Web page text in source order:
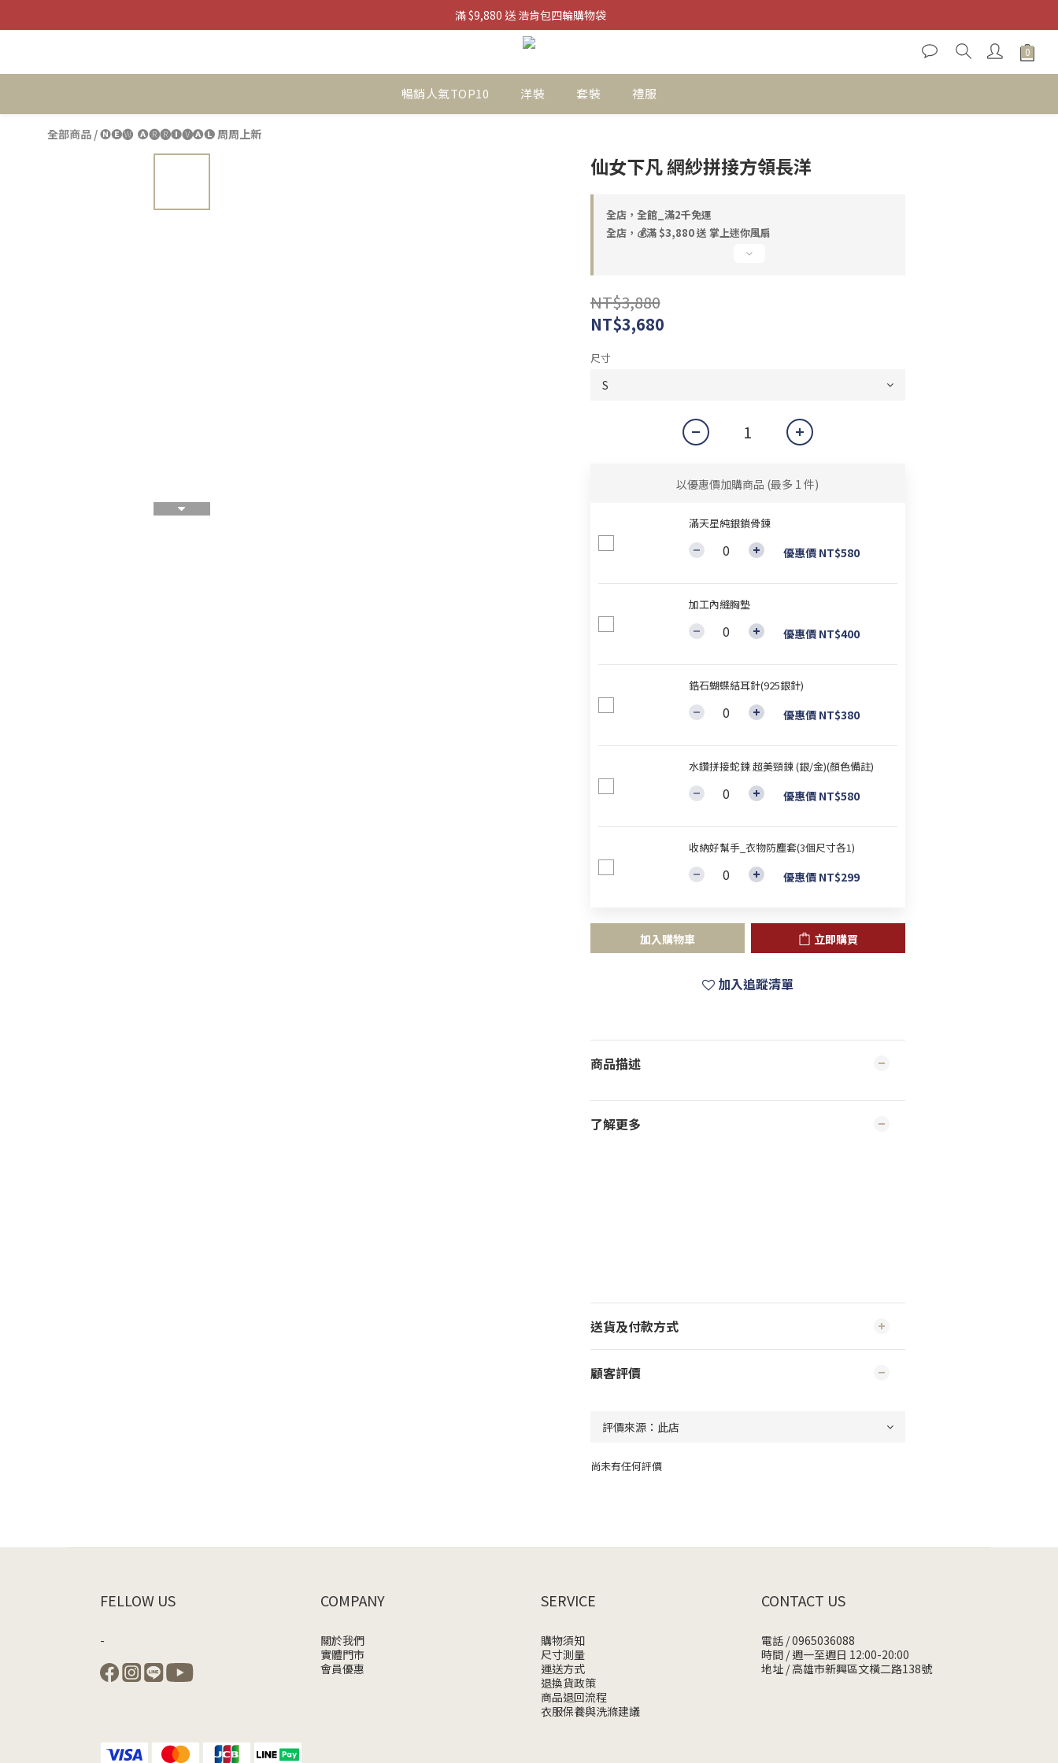
滿 $3880 送 掌上迷你風扇
滿 $9,880 送 浩肯包四輪購物袋
滿 $3880 送 掌上迷你風扇
暢銷人氣TOP10 洋裝 套裝 禮服
全部商品 /🅝🅔🅦 ​ 🅐🅡🅡🅘🅥🅐🅛 周周上新
仙女下凡 網紗拼接方領長洋
全店，全館_滿2千免運
全店，💰滿 $3,880 送 掌上迷你風扇
NT$3,880
NT$3,680
尺寸
以優惠價加購商品 (最多 1 件)
滿天星純銀鎖骨鍊
優惠價 NT$580
加工內縫胸墊
優惠價 NT$400
鋯石蝴蝶結耳針(925銀針)
優惠價 NT$380
水鑽拼接蛇鍊 超美頸鍊 (銀/金)(顏色備註)
優惠價 NT$580
收納好幫手_衣物防塵套(3個尺寸各1)
優惠價 NT$299
加入購物車 立即購買
加入追蹤清單
商品描述
了解更多
送貨及付款方式
顧客評價
尚未有任何評價
FELLOW US
-
COMPANY
關於我們
實體門市
會員優惠
SERVICE
購物須知
尺寸測量
運送方式
退換貨政策
商品退回流程
衣服保養與洗滌建議
CONTACT US
電話 / 0965036088
時間 / 週一至週日 12:00-20:00
地址 / 高雄市新興區文橫二路138號